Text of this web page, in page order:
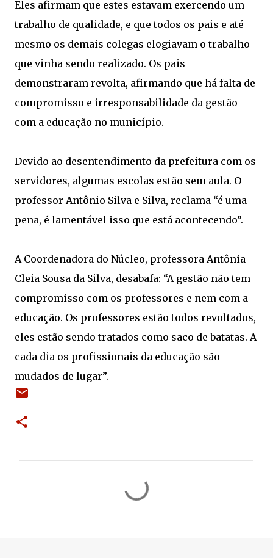
Eles afirmam que estes estavam exercendo um
trabalho de qualidade, e que todos os pais e até
mesmo os demais colegas elogiavam o trabalho
que vinha sendo realizado. Os pais
demonstraram revolta, afirmando que há falta de
compromisso e irresponsabilidade da gestão
com a educação no município.
Devido ao desentendimento da prefeitura com os
servidores, algumas escolas estão sem aula. O
professor Antônio Silva e Silva, reclama “é uma
pena, é lamentável isso que está acontecendo”.
A Coordenadora do Núcleo, professora Antônia
Cleia Sousa da Silva, desabafa: “A gestão não tem
compromisso com os professores e nem com a
educação. Os professores estão todos revoltados,
eles estão sendo tratados como saco de batatas. A
cada dia os profissionais da educação são
mudados de lugar”.